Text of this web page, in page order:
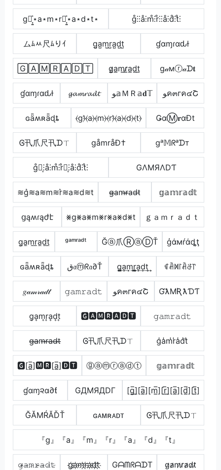
g⋆͎͍͐⋆a⋆m⋆r⋆͎͍͐⋆a⋆d⋆t⋆ g̊⫶⫶å⫶m̊⫶r̊⫶⫶å⫶d̊⫶t̊⫶
ムﾑﾶ尺ﾑりｲ g̺a̺m̺r̺a̺d̺t̺ ɠαɱɾαԃƚ
🄶🄰🄼🅁🄰🄳🅃 g̷̲a̲m̲r̷̲a̲d̲t̲ g𝒶мⓡ𝒶ᗪ𝐭
ɠαɱɾαԃƚ 𝓰𝓪𝓶𝓻𝓪𝓭𝓽 ﻮ𝕒ＭＲ𝕒𝐝𝕋 ﻮค๓гค๔Շ
ɢǟʍʀǟɖȶ ⦑g⦒̂⦑a⦒⦑m⦒⦑r⦒̂⦑a⦒⦑d⦒⦑t⦒ ǤαⓂ𝐫αĐt
Ꮆ卂爪尺卂ᗪㄒ gåmråÐ† gᵃ𝕄ᖇᵃᗪт
g̊⫶͎⫶å⫶m̊⫶r̊⫶͎⫶å⫶d̊⫶t̊⫶ GΛMЯΛDƬ
≋g͛≋a≋m≋r͛≋a≋d≋t g̴̶a̴m̴r̴̶a̴d̴t̴ 𝕘𝕒𝕞𝕣𝕒𝕕𝕥
ցąʍɾąժէ ⨳g⨳a⨳m⨳r⨳a⨳d⨳t ｇａｍｒａｄｔ
g̼a̼m̼r̼a̼d̼t̼ ᵍᵃᵐʳᵃᵈᵗ Ğⓐ爪ⓇⓐⒹŤ ģάмŕάȡţ
ɢǟʍʀǟɖȶ ق𝔞ⓜᖇ𝔞∂Ť g̳͢a͢m͢r̳͢a͢d͢t͢ ꁍꋫꁒ꒓ꋫꁕ꓅
𝑔𝒶𝓂𝓇𝒶𝒹𝓉 𝚐𝚊𝚖𝚛𝚊𝚍𝚝 ﻮค๓гค๔Շ ƓƛMƦƛƊƬ
g͎a͎m͎r͎a͎d͎t͎ 🅶🅰🅼🆁🅰🅳🆃 𝚐𝚊𝚖𝚛𝚊𝚍𝚝
g̶a̶m̶r̶a̶d̶t̶ Ꮆ卂爪尺卂ᗪㄒ g̾a̾m̾r̾a̾d̾t̾
🅶[a̲̅]🅼🆁[a̲̅]🅳🆃 ⓖⓐⓜⓡⓐⓓⓣ 𝕘𝕒𝕞𝕣𝕒𝕕𝕥
ɠαɱ૨α∂ƭ GДMЯДDΓ [g̲̅]̼[a̲̅][m̲̅][r̲̅]̼[a̲̅][d̲̅][t̲̅]
ĞĂМŔĂĎŤ ɢᴀᴍʀᴀᴅᴛ Ꮆ卂爪尺卂ᗪㄒ
『g』『a』『m』『r』『a』『d』『t』
𝚐̷̴𝚊̷𝚖̷𝚛̷̴𝚊̷𝚍̷𝚝̷ g҉a҉m҉r҉a҉d҉t҉ GᗩᗰᖇᗩᗪT g̷a̷m̷r̷a̷d̷t̷